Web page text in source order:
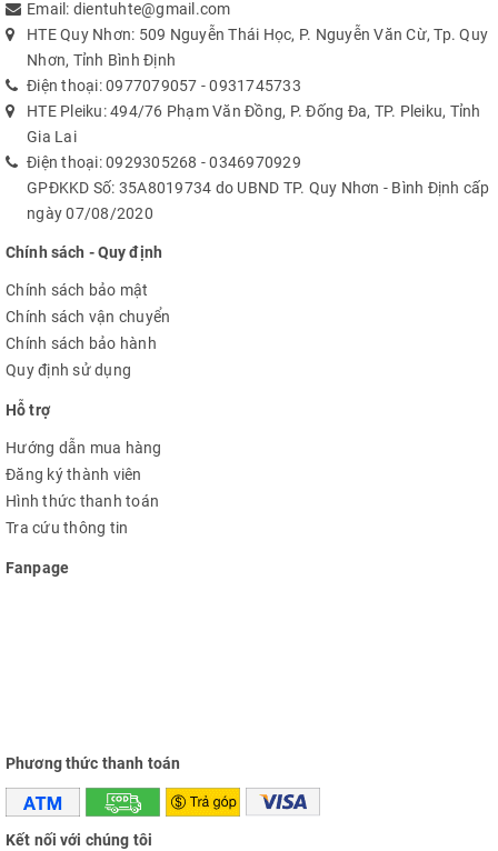
Email: dientuhte@gmail.com
HTE Quy Nhơn: 509 Nguyễn Thái Học, P. Nguyễn Văn Cừ, Tp. Quy
Nhơn, Tỉnh Bình Định
Điện thoại:0977079057 -0931745733
HTE Pleiku: 494/76 Phạm Văn Đồng, P. Đống Đa, TP. Pleiku, Tỉnh
Gia Lai
Điện thoại:0929305268 -0346970929
GPĐKKD Số: 35A8019734 do UBND TP. Quy Nhơn - Bình Định cấp
ngày 07/08/2020
Chính sách - Quy định
Chính sách bảo mật
Chính sách vận chuyển
Chính sách bảo hành
Quy định sử dụng
Hỗ trợ
Hướng dẫn mua hàng
Đăng ký thành viên
Hình thức thanh toán
Tra cứu thông tin
Fanpage
Phương thức thanh toán
Kết nối với chúng tôi